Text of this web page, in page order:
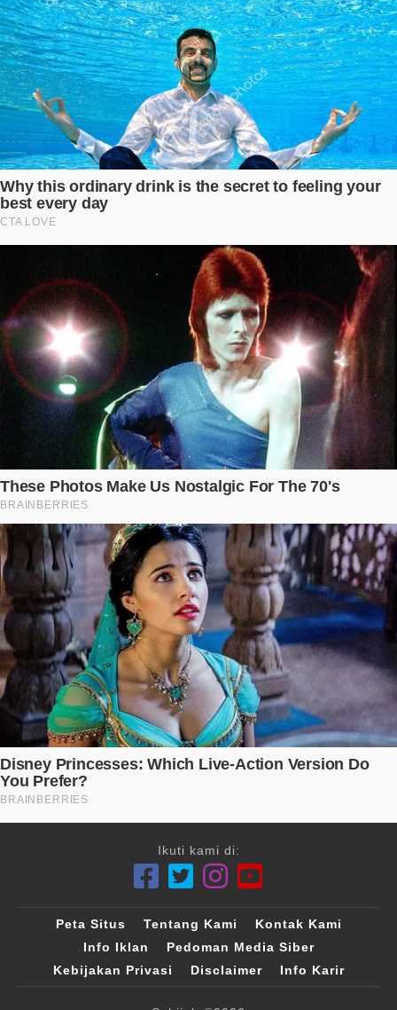
Ikuti kami di:
Peta Situs Tentang Kami
Kontak Kami
Info Iklan
Pedoman Media Siber
Kebijakan Privasi
Disclaimer Info Karir